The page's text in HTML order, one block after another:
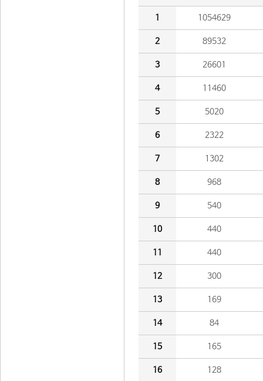
1 1054629
2 89532
3 26601
4 11460
5 5020
6 2322
7 1302
8 968
9 540
10 440
11 440
12 300
13 169
14 84
15 165
16 128